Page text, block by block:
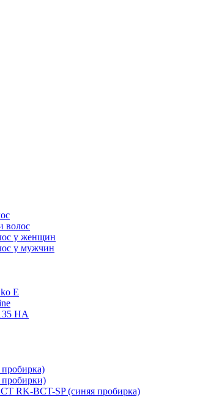
волос
у женщин
у мужчин
E
HA
пробирки)
RK-BCT-SP (синяя пробирка)